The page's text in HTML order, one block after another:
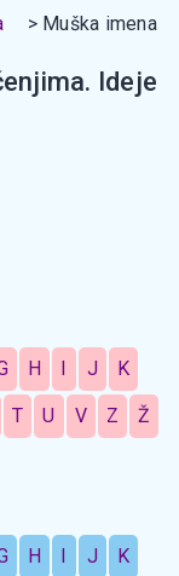
Muška imena
Ideje
H I J K
T U V Z Ž
H I J K